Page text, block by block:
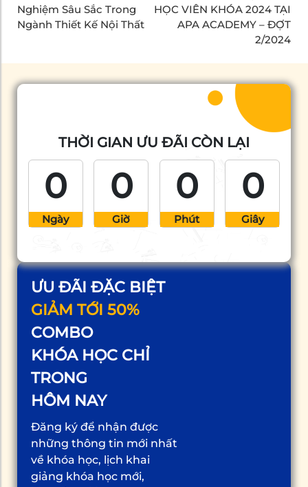
Nghiệm Sâu Sắc Trong
Ngành Thiết Kế Nội Thất
HỌC VIÊN KHÓA 2024 TẠI
APA ACADEMY – ĐỢT
2/2024
ƯU ĐÃI ĐẶC BIỆT
GIẢM TỚI 50%
COMBO
KHÓA HỌC CHỈ
TRONG
HÔM NAY
Đăng ký để nhận được
những thông tin mới nhất
về khóa học, lịch khai
giảng khóa học mới,
THỜI GIAN ƯU ĐÃI CÒN LẠI
0
Ngày
0
Giờ
0
Phút
0
Giây